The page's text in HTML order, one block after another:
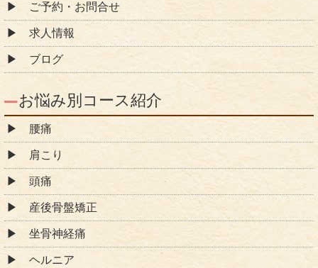
ご予約・お問合せ
求人情報
ブログ
お悩み別コース紹介
腰痛
肩こり
頭痛
産後骨盤矯正
坐骨神経痛
ヘルニア